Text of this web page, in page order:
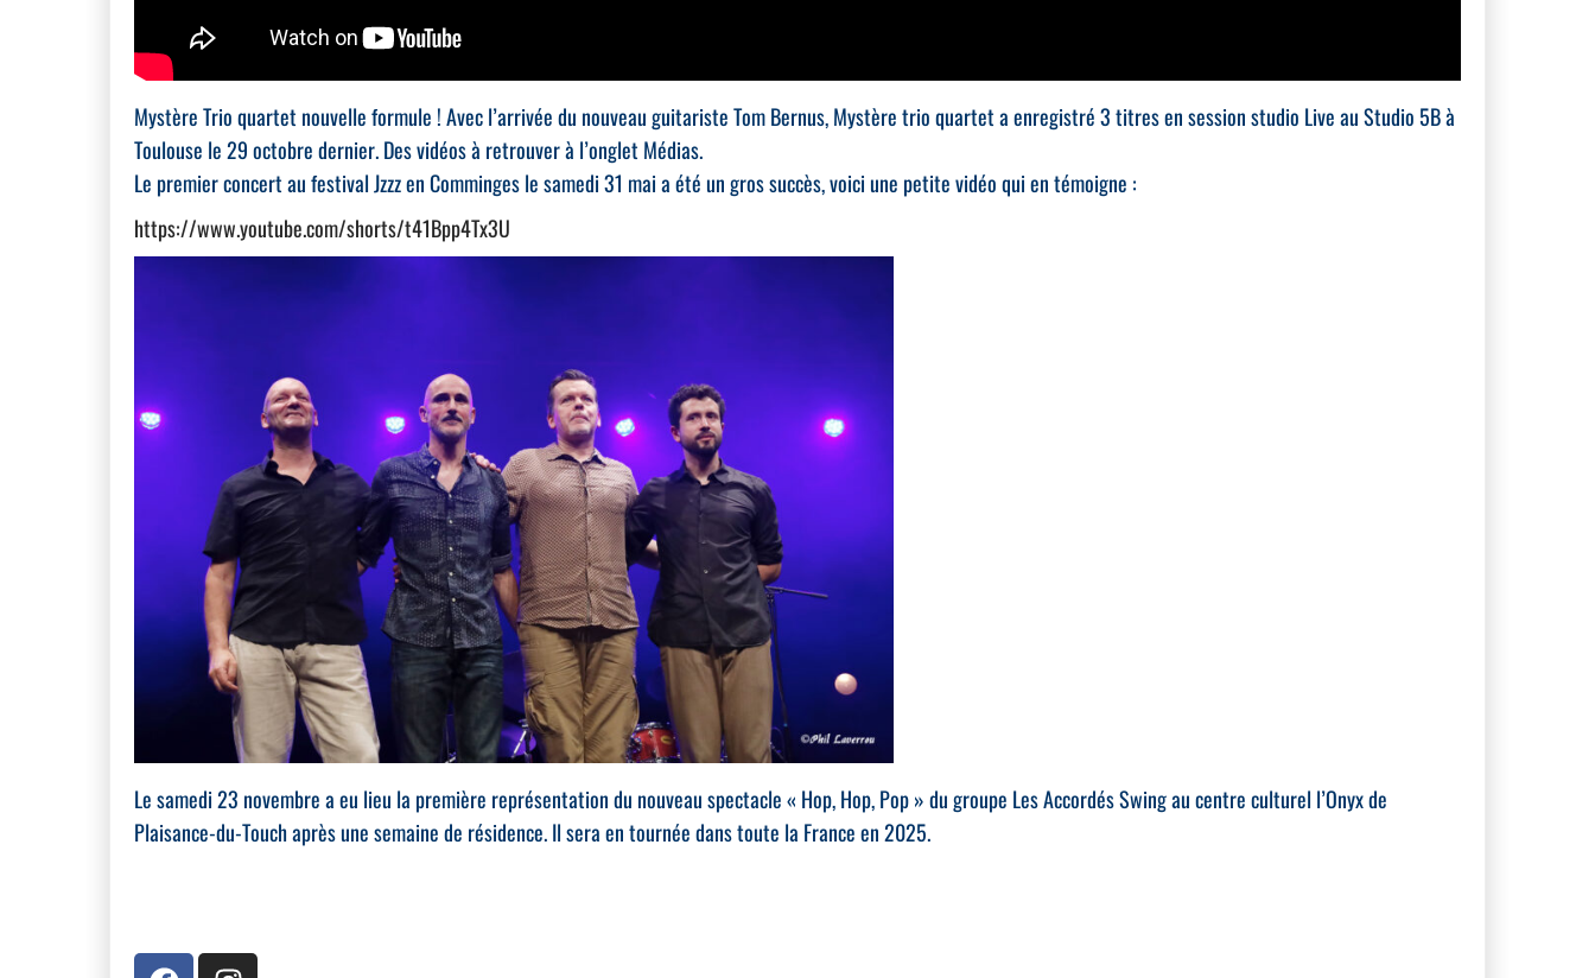
Mystère Trio quartet nouvelle formule ! Avec l’arrivée du nouveau guitariste Tom Bernus, Mystère trio quartet a enregistré 3 titres en session studio Live au Studio 5B à
Toulouse le 29 octobre dernier. Des vidéos à retrouver à l’onglet Médias.
Le premier concert au festival Jzzz en Comminges le samedi 31 mai a été un gros succès, voici une petite vidéo qui en témoigne :
https://www.youtube.com/shorts/t41Bpp4Tx3U
Le samedi 23 novembre a eu lieu la première représentation du nouveau spectacle « Hop, Hop, Pop » du groupe Les Accordés Swing au centre culturel l’Onyx de
Plaisance-du-Touch après une semaine de résidence. Il sera en tournée dans toute la France en 2025.